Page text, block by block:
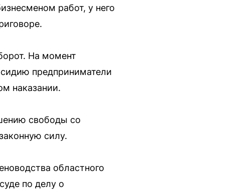
работ, у него
На момент
предприниматели
наказании.
свободы со
силу.
областного
по делу о